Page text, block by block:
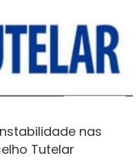
nas
Tutelar